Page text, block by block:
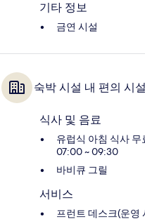
기타 정보
금연 시설
숙박 시설 내 편의 시설
식사 및 음료
유럽식 아침 식사
07:00 ~ 09:30
바비큐 그릴
서비스
프런트 데스크(운영